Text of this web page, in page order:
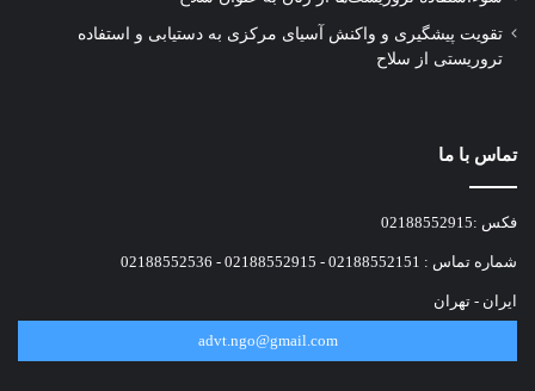
تقویت پیشگیری و واکنش آسیای مرکزی به دستیابی و استفاده
تروریستی از سلاح
تماس با ما
فکس :02188552915
شماره تماس : 02188552151 - 02188552915 - 02188552536
ایران - تهران
advt.ngo@gmail.com